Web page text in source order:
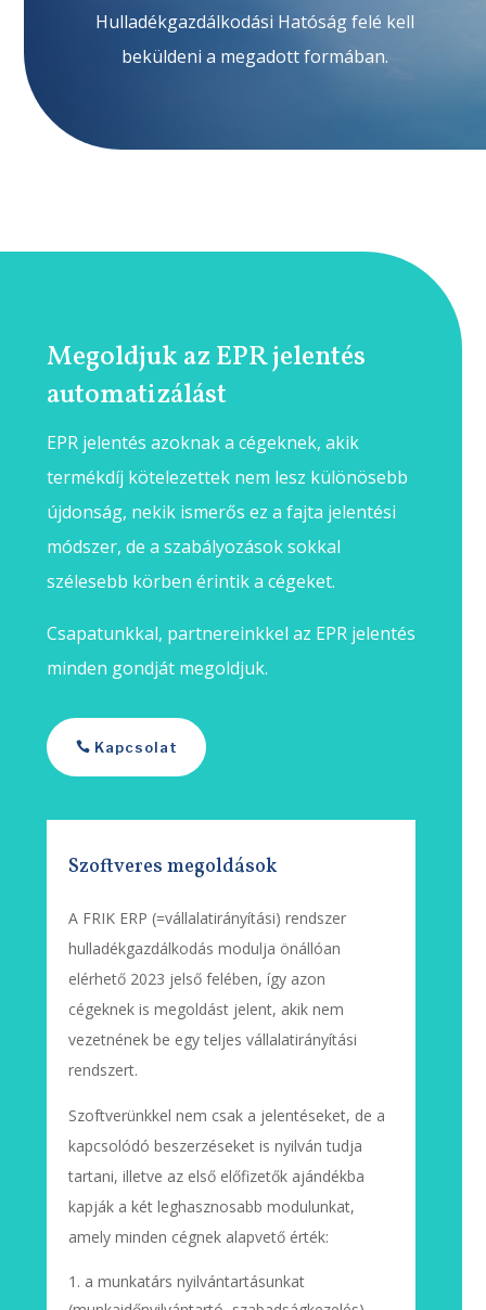
Hulladékgazdálkodási Hatóság felé kell
beküldeni a megadott formában.
Megoldjuk az EPR jelentés
automatizálást
EPR jelentés azoknak a cégeknek, akik
termékdíj kötelezettek nem lesz különösebb
újdonság, nekik ismerős ez a fajta jelentési
módszer, de a szabályozások sokkal
szélesebb körben érintik a cégeket.
Csapatunkkal, partnereinkkel az EPR jelentés
minden gondját megoldjuk.
Kapcsolat
Szoftveres megoldások
A FRIK ERP (=vállalatirányítási) rendszer
hulladékgazdálkodás modulja önállóan
elérhető 2023 jelső felében, így azon
cégeknek is megoldást jelent, akik nem
vezetnének be egy teljes vállalatirányítási
rendszert.
Szoftverünkkel nem csak a jelentéseket, de a
kapcsolódó beszerzéseket is nyilván tudja
tartani, illetve az első előfizetők ajándékba
kapják a két leghasznosabb modulunkat,
amely minden cégnek alapvető érték:
a munkatárs nyilvántartásunkat